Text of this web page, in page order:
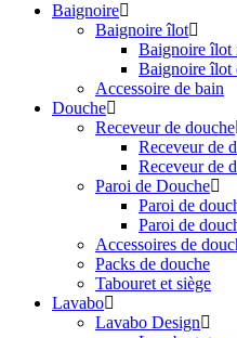
Baignoire
Baignoire îlot
Baignoire îlot
Baignoire îlot
Accessoire de bain
Douche
Receveur de douche
Receveur de
Receveur de
Paroi de Douche
Paroi de
Paroi de
Accessoires de
Packs de douche
Tabouret et siège
Lavabo
Lavabo Design